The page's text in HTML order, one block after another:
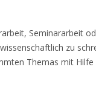
Seminararbeit
zu
Themas mit